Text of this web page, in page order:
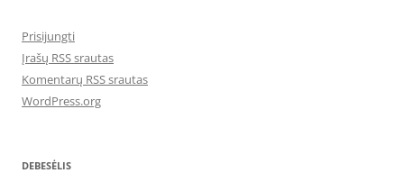
Prisijungti
Įrašų RSS srautas
Komentarų RSS srautas
WordPress.org
DEBESĖLIS